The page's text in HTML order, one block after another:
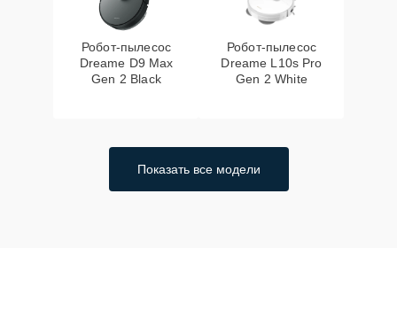
Робот-пылесос
Dreame D9 Max
Gen 2 Black
Робот-пылесос
Dreame L10s Pro
Gen 2 White
Показать все модели